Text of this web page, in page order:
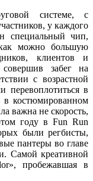
системе, с
у каждого
специальный чип,
можно большую
клиентов и
забег на
с возрастной
в
в костюмированном
важна не скорость,
году в Fun Run
были регбисты,
пантеры во главе
Самой креативной
пробежавшая в